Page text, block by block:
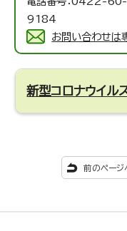
9184
お問い合わせは
新型コロナウイル
前のページ